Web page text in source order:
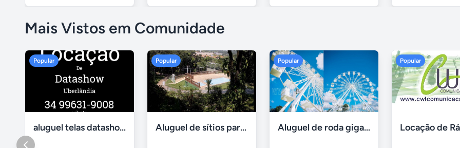
Mais Vistos em Comunidade
Popular
aluguel telas datashow cadeiras uberlândia
Popular
Aluguel de sítios para festas e eventos em BH
Popular
Aluguel de roda gigante
Popular